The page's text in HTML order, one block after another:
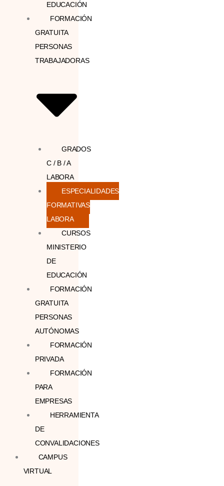
EDUCACIÓN
FORMACIÓN
GRATUITA
PERSONAS
TRABAJADORAS
GRADOS
C / B / A
LABORA
ESPECIALIDADES
FORMATIVAS
LABORA
CURSOS
MINISTERIO
DE
EDUCACIÓN
FORMACIÓN
GRATUITA
PERSONAS
AUTÓNOMAS
FORMACIÓN
PRIVADA
FORMACIÓN
PARA
EMPRESAS
HERRAMIENTA
DE
CONVALIDACIONES
CAMPUS
VIRTUAL